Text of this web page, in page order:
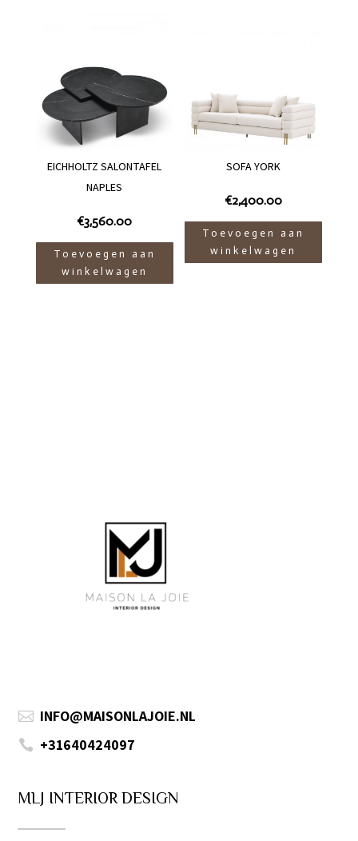
EICHHOLTZ SALONTAFEL
NAPLES
€3,560.00
Toevoegen aan
winkelwagen
SOFA YORK
€2,400.00
Toevoegen aan
winkelwagen
 INFO@MAISONLAJOIE.NL
 +31640424097
MLJ INTERIOR DESIGN